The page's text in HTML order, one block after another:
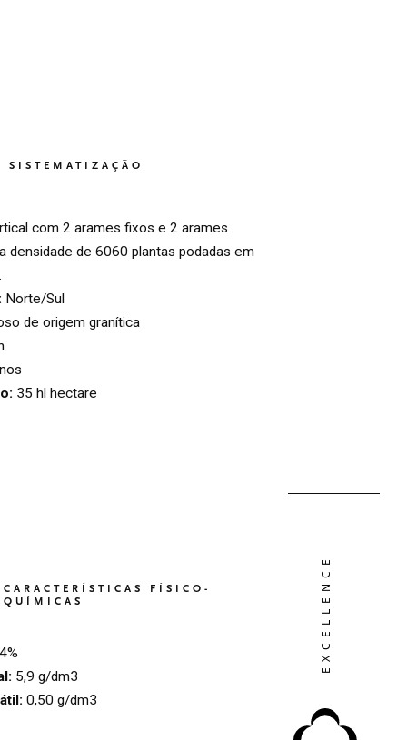
SISTEMATIZAÇÃO
com 2 arames fixos e 2 arames
densidade de 6060 plantas podadas em
Norte/Sul
de origem granítica
35 hl hectare
CARACTERÍSTICAS FÍSICO-
QUÍMICAS
5,9 g/dm3
0,50 g/dm3